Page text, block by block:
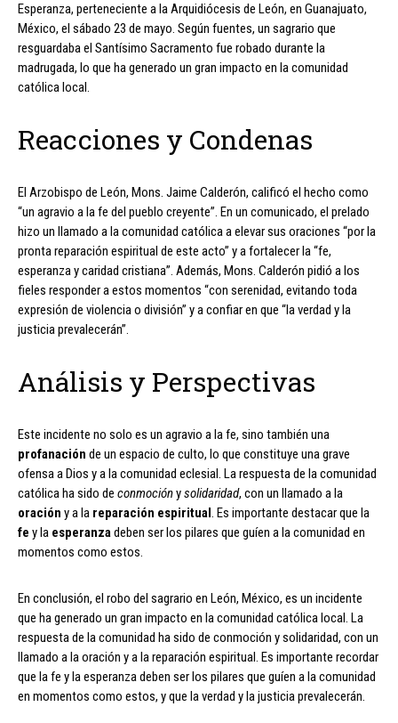
Esperanza, perteneciente a la Arquidiócesis de León, en Guanajuato,
México, el sábado 23 de mayo. Según fuentes, un sagrario que
resguardaba el Santísimo Sacramento fue robado durante la
madrugada, lo que ha generado un gran impacto en la comunidad
católica local.
Reacciones y Condenas
El Arzobispo de León, Mons. Jaime Calderón, calificó el hecho como
“un agravio a la fe del pueblo creyente”. En un comunicado, el prelado
hizo un llamado a la comunidad católica a elevar sus oraciones “por la
pronta reparación espiritual de este acto” y a fortalecer la “fe,
esperanza y caridad cristiana”. Además, Mons. Calderón pidió a los
fieles responder a estos momentos “con serenidad, evitando toda
expresión de violencia o división” y a confiar en que “la verdad y la
justicia prevalecerán”.
Análisis y Perspectivas
Este incidente no solo es un agravio a la fe, sino también una
profanación de un espacio de culto, lo que constituye una grave
ofensa a Dios y a la comunidad eclesial. La respuesta de la comunidad
católica ha sido de conmociónysolidaridad, con un llamado a la
oración y a la reparación espiritual. Es importante destacar que la
fe y la esperanzadeben ser los pilares que guíen a la comunidad en
momentos como estos.
En conclusión, el robo del sagrario en León, México, es un incidente
que ha generado un gran impacto en la comunidad católica local. La
respuesta de la comunidad ha sido de conmoción y solidaridad, con un
llamado a la oración y a la reparación espiritual. Es importante recordar
que la fe y la esperanza deben ser los pilares que guíen a la comunidad
en momentos como estos, y que la verdad y la justicia prevalecerán.